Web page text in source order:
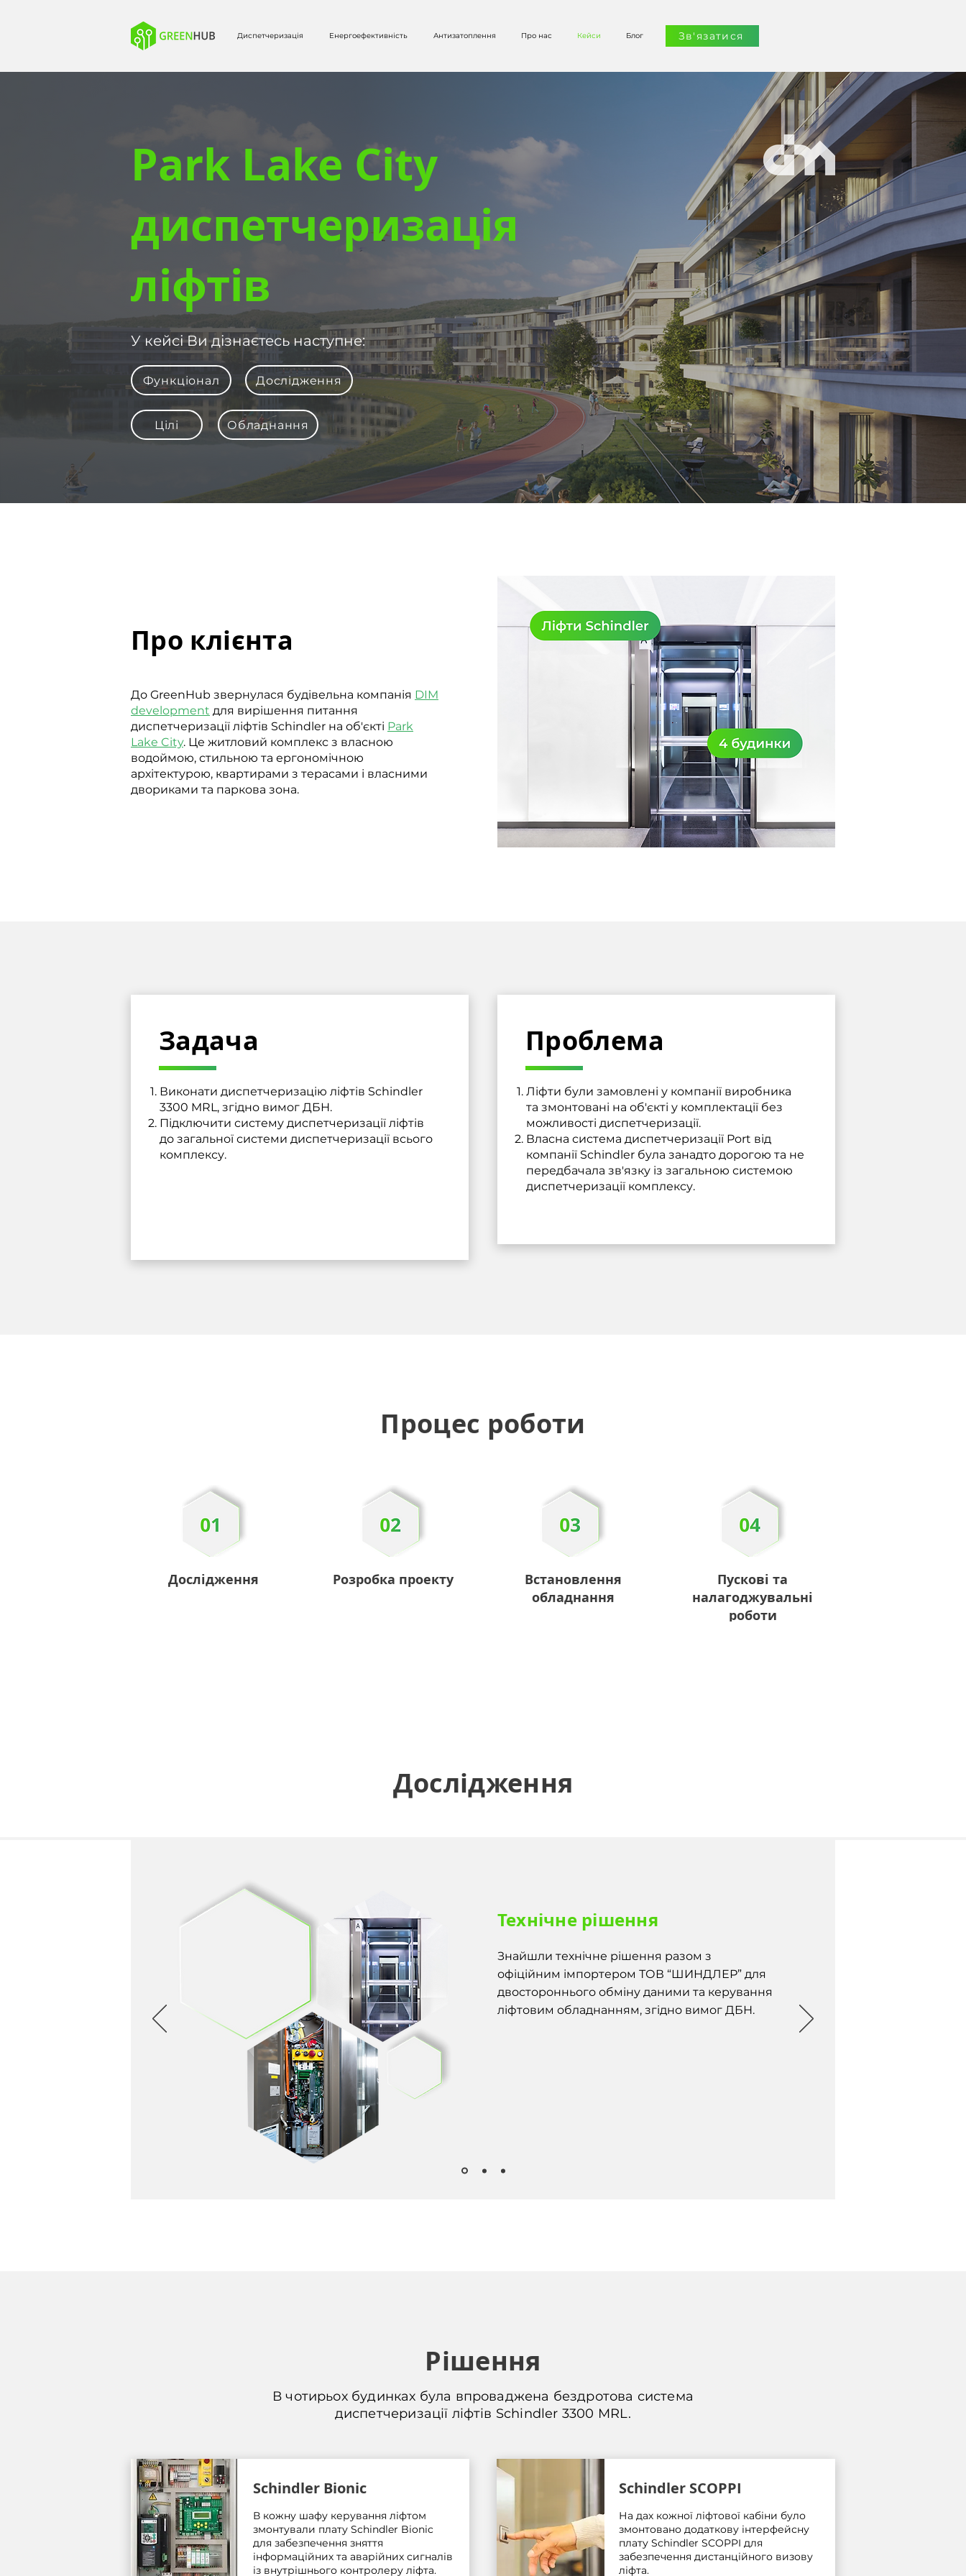
Диспетчеризація Енергоефективність Антизатоплення Про нас Кейси Блог Зв'язатися
Park Lake City
диспетчеризація
ліфтів
У кейсі Ви дізнаєтесь наступне:
Функціонал Дослідження
Цілі Обладнання
Про клієнта
До GreenHub звернулася будівельна компанія DIM
development для вирішення питання
диспетчеризації ліфтів Schindler на об'єкті Park
Lake City. Це житловий комплекс з власною
водоймою, стильною та ергономічною
архітектурою, квартирами з терасами і власними
двориками та паркова зона.
Задача
Виконати диспетчеризацію ліфтів Schindler
3300 MRL, згідно вимог ДБН.
Підключити систему диспетчеризації ліфтів
до загальної системи диспетчеризації всього
комплексу.
Проблема
Ліфти були замовлені у компанії виробника
та змонтовані на об'єкті у комплектації без
можливості диспетчеризації.
Власна система диспетчеризації Port від
компанії Schindler була занадто дорогою та не
передбачала зв'язку із загальною системою
диспетчеризації комплексу.
Процес роботи
Дослідження Розробка проекту
Встановлення
обладнання
Пускові та
налагоджувальні
роботи
Дослідження
Технічне рішення
Знайшли технічне рішення разом з
офіційним імпортером ТОВ “ШИНДЛЕР” для
двостороннього обміну даними та керування
ліфтовим обладнанням, згідно вимог ДБН.
Рішення
В чотирьох будинках була впроваджена бездротова система
диспетчеризації ліфтів Schindler 3300 MRL.
Schindler Bionic
В кожну шафу керування ліфтом
змонтували плату Schindler Bionic
для забезпечення зняття
інформаційних та аварійних сигналів
із внутрішнього контролеру ліфта.
Schindler SCOPPI
На дах кожної ліфтової кабіни було
змонтовано додаткову інтерфейсну
плату Schindler SCOPPI для
забезпечення дистанційного визову
ліфта.